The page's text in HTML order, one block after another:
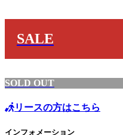
SALE
SOLD OUT
リースの方はこちら
インフォメーション